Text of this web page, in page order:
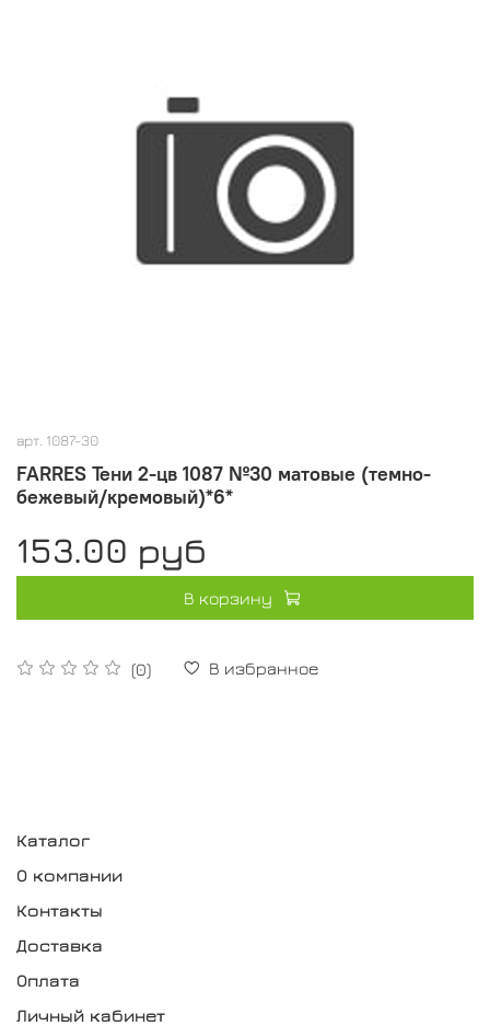
арт. 1087-30
FARRES Тени 2-цв 1087 №30 матовые (темно-
бежевый/кремовый)*6*
(0) В избранное
153.00 руб
В корзину
Каталог
О компании
Контакты
Доставка
Оплата
Личный кабинет